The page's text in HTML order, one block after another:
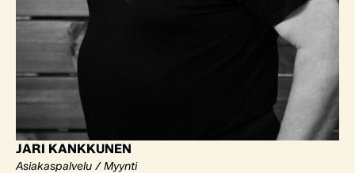
JARI KANKKUNEN
Asiakaspalvelu / Myynti